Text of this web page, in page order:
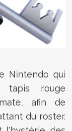
Nintendo qui
rouge
afin de
du roster.